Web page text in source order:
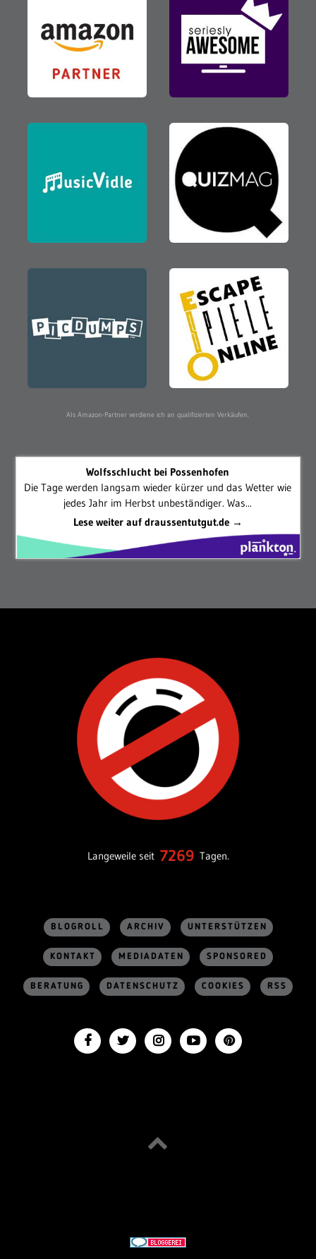
Als Amazon-Partner verdiene ich an qualifizierten Verkäufen.
Wolfsschlucht bei Possenhofen
Die Tage werden langsam wieder kürzer und das Wetter wie
jedes Jahr im Herbst unbeständiger. Was...
Lese weiter auf draussentutgut.de →
Langeweile seit 7269 Tagen.
BLOGROLL ARCHIV UNTERSTÜTZEN
KONTAKT MEDIADATEN SPONSORED
BERATUNG DATENSCHUTZ COOKIES RSS